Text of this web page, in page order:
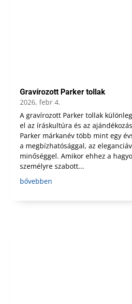
Gravírozott Parker tollak
2026, febr 4.
A gravírozott Parker tollak
el az íráskultúra és az
Parker márkanév több mint egy
a megbízhatósággal, az
minőséggel. Amikor ehhez a
személyre szabott...
bővebben